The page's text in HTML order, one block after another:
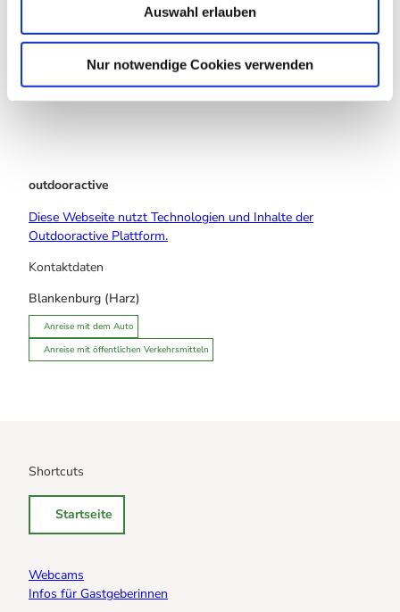
Auswahl erlauben
Nur notwendige Cookies verwenden
Touren
outdooractive
Diese Webseite nutzt Technologien und Inhalte der
Outdooractive Plattform.
Kontaktdaten
Blankenburg (Harz)
Anreise mit dem Auto
Anreise mit öffentlichen Verkehrsmitteln
Shortcuts
Startseite
Webcams
Infos für Gastgeberinnen